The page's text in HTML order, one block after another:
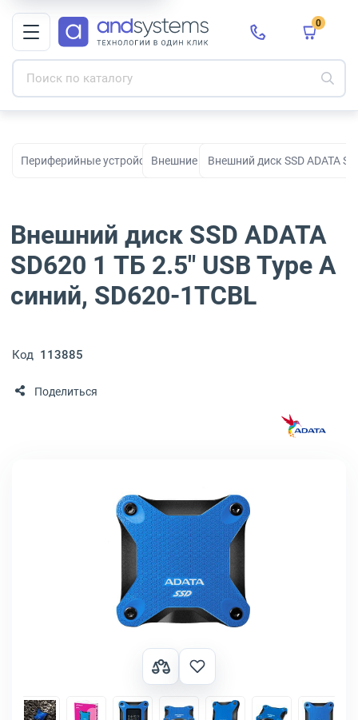
0
Периферийные устройства для рабочих мест, офиса и дома
Внешние дискиВнешний диск SSD ADATA
Внешний диск SSD ADATA
SD620 1 ТБ 2.5" USB Type A
синий, SD620-1TCBL
Код 113885
Поделиться